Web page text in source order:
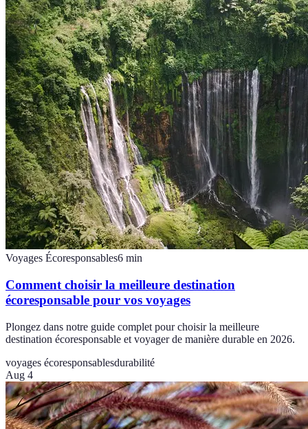
Voyages Écoresponsables6 min
Comment choisir la meilleure destination
écoresponsable pour vos voyages
Plongez dans notre guide complet pour choisir la meilleure
destination écoresponsable et voyager de manière durable en 2026.
voyages écoresponsablesdurabilité
Aug 4